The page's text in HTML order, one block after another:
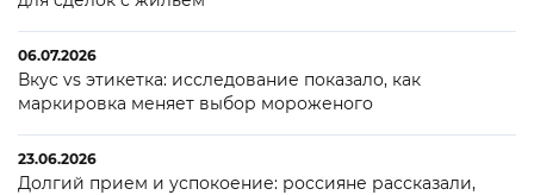
06.07.2026
Вкус vs этикетка: исследование показало, как
маркировка меняет выбор мороженого
23.06.2026
Долгий прием и успокоение: россияне рассказали,